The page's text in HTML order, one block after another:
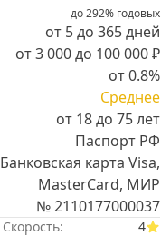
до 292% годовых
от 5 до 365 дней
от 3 000 до 100 000 ₽
от 0.8%
Среднее
от 18 до 75 лет
Паспорт РФ
Банковская карта Visa,
MasterCard, МИР
№ 2110177000037
Скорость:
4